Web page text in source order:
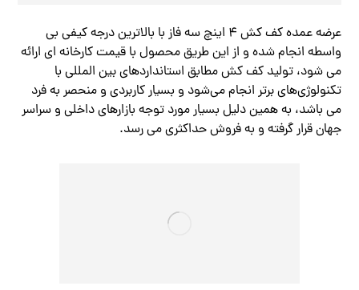
عرضه عمده کف کش ۴ اینچ سه فاز با بالاترین درجه کیفی بی
واسطه انجام شده و از این طریق محصول با قیمت کارخانه ای ارائه
می شود، تولید کف کش مطابق استانداردهای بین المللی با
تکنولوژی‌های برتر انجام می‌شود و بسیار کاربردی و منحصر به فرد
می باشد، به همین دلیل بسیار مورد توجه بازارهای داخلی و سراسر
جهان قرار گرفته و به فروش حداکثری می‌ رسد.